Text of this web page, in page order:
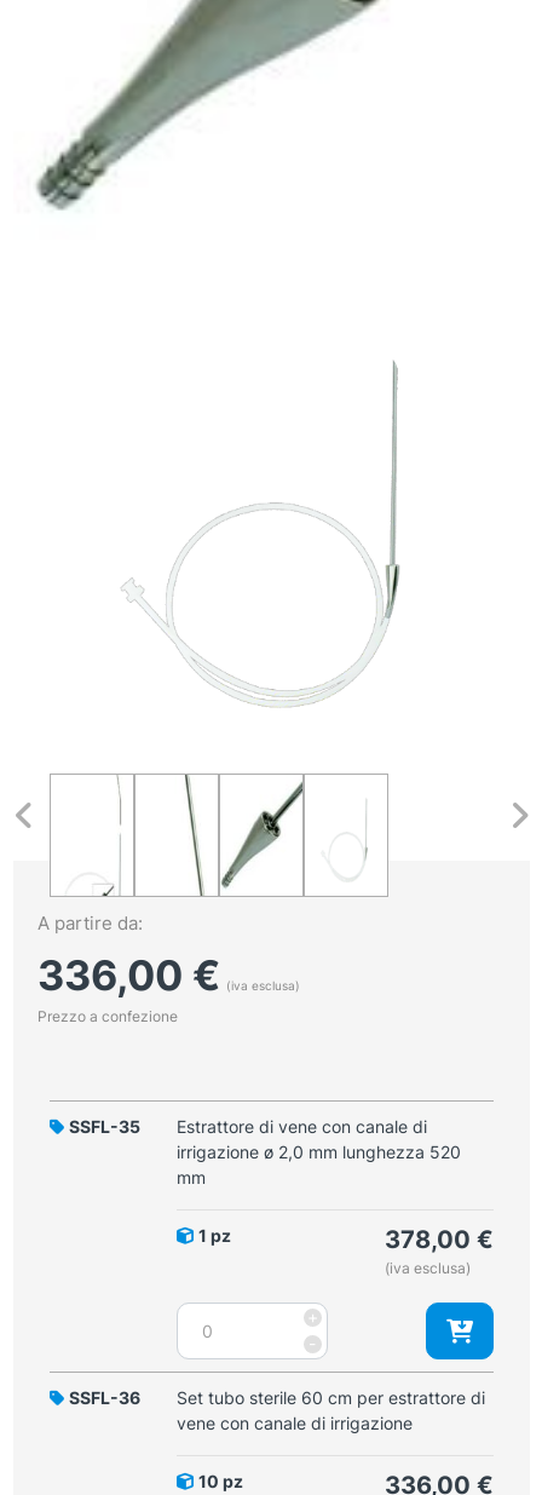
A partire da:
336,00 € (iva esclusa)
Prezzo a confezione
SSFL-35
Estrattore di vene con canale di
irrigazione ø 2,0 mm lunghezza 520
mm
1 pz 378,00 €
(iva esclusa)
-
Estrattore
vene
con
canale
+
SSFL-36
Set tubo sterile 60 cm per estrattore di
vene con canale di irrigazione
10 pz 336,00 €